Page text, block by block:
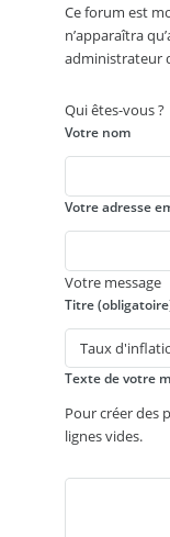
Ce forum est
n’apparaîtra
administrateur
Qui êtes-vous ?
Votre nom
Votre adresse
Votre message
Titre
Texte de votre
Pour créer des
lignes vides.